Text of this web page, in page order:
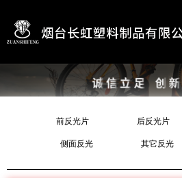
前反光片 后反光片
侧面反光 其它反光